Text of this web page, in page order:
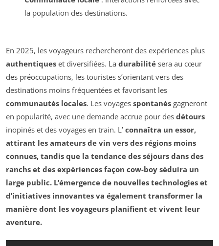
la population des destinations.
En 2025, les voyageurs rechercheront des expériences plus
authentiques et diversifiées. La durabilité sera au cœur
des préoccupations, les touristes s’orientant vers des
destinations moins fréquentées et favorisant les
communautés locales. Les voyages spontanés gagneront
en popularité, avec une demande accrue pour des détours
inopinés et des voyages en train. L’ connaîtra un essor,
attirant les amateurs de vin vers des régions moins
connues, tandis que la tendance des séjours dans des
ranchs et des expériences façon cow-boy séduira un
large public. L’émergence de nouvelles technologies et
d’initiatives innovantes va également transformer la
manière dont les voyageurs planifient et vivent leur
aventure.